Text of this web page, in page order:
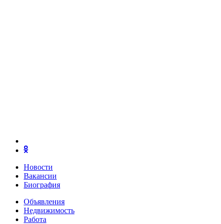
Новости
Вакансии
Биография
Объявления
Недвижимость
Работа